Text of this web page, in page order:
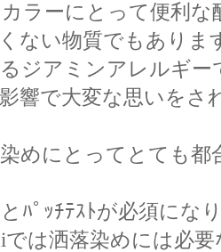
ラーにとって便利な
ない物質でもありま
ジアミンアレルギー
響で大変な思いをさ
めにとってとても都
ﾊﾟｯﾁﾃｽﾄが必須にな
では洒落染めには必